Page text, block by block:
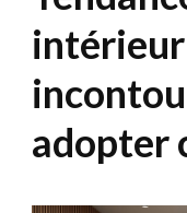
adopter